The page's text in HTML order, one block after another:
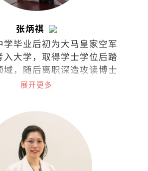
张炳祺
学毕业后初为大马皇家空军
入大学，取得学士学位后踏
域，随后离职深造攻读博士
术界。2022年荣休于国立大
在泰莱大学推动积极老龄化
1/3人生哲学：公关小品60
展开更多